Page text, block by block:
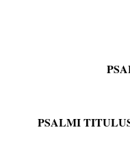
PSALMI